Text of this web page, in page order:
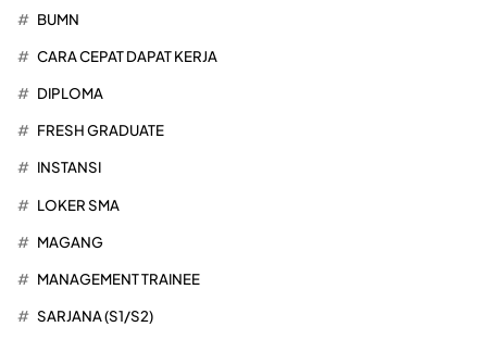
BUMN
CARA CEPAT DAPAT KERJA
DIPLOMA
FRESH GRADUATE
INSTANSI
LOKER SMA
MAGANG
MANAGEMENT TRAINEE
SARJANA (S1/S2)